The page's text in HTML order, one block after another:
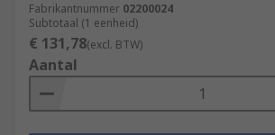
Fabrikantnummer 02200024
Subtotaal (1 eenheid)
€ 131,78(excl. BTW)
Aantal